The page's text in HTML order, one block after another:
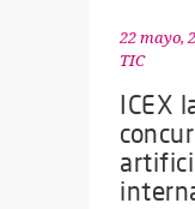
22 mayo,
TIC
ICEX